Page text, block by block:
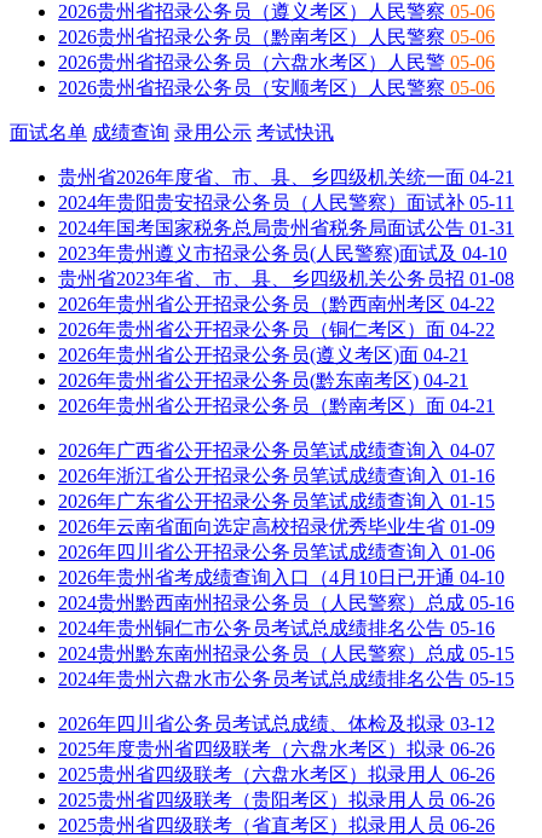
2026贵州省招录公务员（遵义考区）人民警察 05-06
2026贵州省招录公务员（黔南考区）人民警察 05-06
2026贵州省招录公务员（六盘水考区）人民警 05-06
2026贵州省招录公务员（安顺考区）人民警察 05-06
面试名单 成绩查询 录用公示 考试快讯
贵州省2026年度省、市、县、乡四级机关统一面 04-21
2024年贵阳贵安招录公务员（人民警察）面试补 05-11
2024年国考国家税务总局贵州省税务局面试公告 01-31
2023年贵州遵义市招录公务员(人民警察)面试及 04-10
贵州省2023年省、市、县、乡四级机关公务员招 01-08
2026年贵州省公开招录公务员（黔西南州考区 04-22
2026年贵州省公开招录公务员（铜仁考区）面 04-22
2026年贵州省公开招录公务员(遵义考区)面 04-21
2026年贵州省公开招录公务员(黔东南考区) 04-21
2026年贵州省公开招录公务员（黔南考区）面 04-21
2026年广西省公开招录公务员笔试成绩查询入 04-07
2026年浙江省公开招录公务员笔试成绩查询入 01-16
2026年广东省公开招录公务员笔试成绩查询入 01-15
2026年云南省面向选定高校招录优秀毕业生省 01-09
2026年四川省公开招录公务员笔试成绩查询入 01-06
2026年贵州省考成绩查询入口（4月10日已开通 04-10
2024贵州黔西南州招录公务员（人民警察）总成 05-16
2024年贵州铜仁市公务员考试总成绩排名公告 05-16
2024贵州黔东南州招录公务员（人民警察）总成 05-15
2024年贵州六盘水市公务员考试总成绩排名公告 05-15
2026年四川省公务员考试总成绩、体检及拟录 03-12
2025年度贵州省四级联考（六盘水考区）拟录 06-26
2025贵州省四级联考（六盘水考区）拟录用人 06-26
2025贵州省四级联考（贵阳考区）拟录用人员 06-26
2025贵州省四级联考（省直考区）拟录用人员 06-26